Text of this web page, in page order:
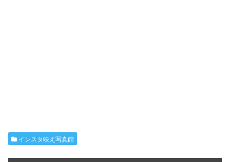
インスタ映え写真館